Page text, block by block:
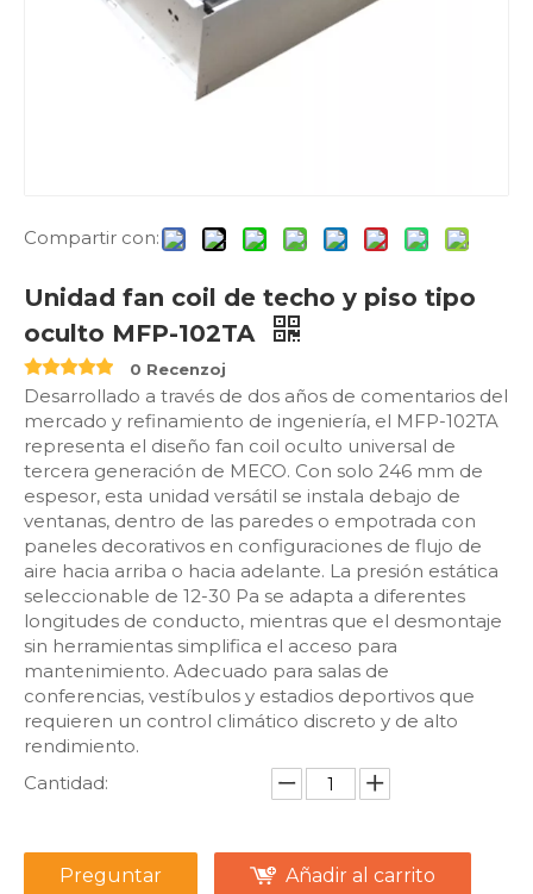
Compartir con:
Unidad fan coil de techo y piso tipo
oculto MFP-102TA
0 Recenzoj
Desarrollado a través de dos años de comentarios del
mercado y refinamiento de ingeniería, el MFP-102TA
representa el diseño fan coil oculto universal de
tercera generación de MECO. Con solo 246 mm de
espesor, esta unidad versátil se instala debajo de
ventanas, dentro de las paredes o empotrada con
paneles decorativos en configuraciones de flujo de
aire hacia arriba o hacia adelante. La presión estática
seleccionable de 12-30 Pa se adapta a diferentes
longitudes de conducto, mientras que el desmontaje
sin herramientas simplifica el acceso para
mantenimiento. Adecuado para salas de
conferencias, vestíbulos y estadios deportivos que
requieren un control climático discreto y de alto
rendimiento.
Cantidad:
Preguntar Añadir al carrito